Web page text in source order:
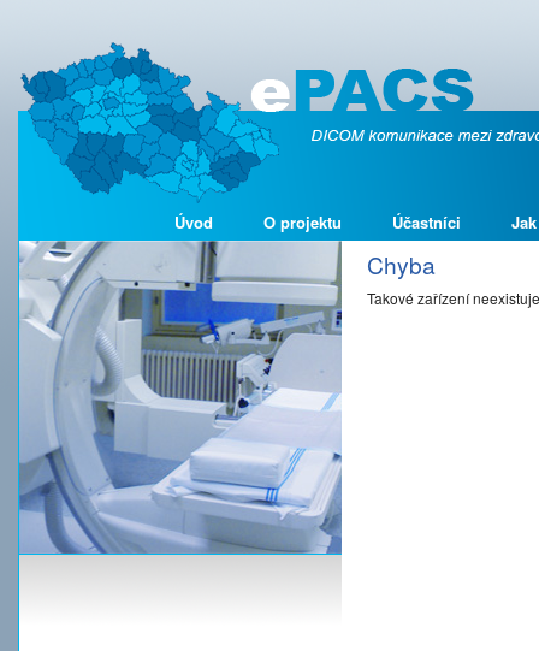
Úvod O projektu Účastníci
Chyba
Takové zařízení neexistuje